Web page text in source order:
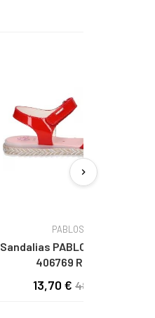
PABLOSKY
Sandalias PABLOSKY de Niña
406769 ROUGE
13,70 € 48,95 €
chevron_right